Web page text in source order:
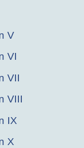
V
VI
VII
VIII
IX
X